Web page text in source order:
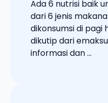
Ada 6 nutrisi baik
dari 6 jenis
dikonsumsi di pagi
dikutip dari
informasi dan ...